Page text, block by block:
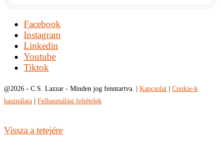
Facebook
Instagram
Linkedin
Youtube
Tiktok
@2026 - C.S. Lazzar - Minden jog fenntartva. | Kapcsolat
Cookie-k
használata
Felhasználási feltételek
Vissza a tetejére